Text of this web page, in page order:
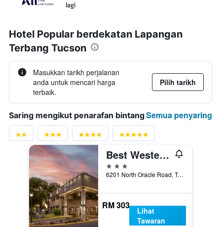
lagi
Hotel Popular berdekatan Lapangan
Terbang Tucson
Masukkan tarikh perjalanan
anda untuk mencari harga
terbaik.
Pilih tarikh
Saring mengikut penarafan bintangSemua penyaring
Best Western InnSuites Tucson Foothills Hotel & Suites
3 bintang
6201 North Oracle Road, Tucson, AZ, Amerika Syarikat
RM 303
Lihat
Tawaran